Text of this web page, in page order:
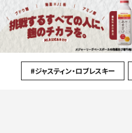
#ジャスティン・ロブレスキー